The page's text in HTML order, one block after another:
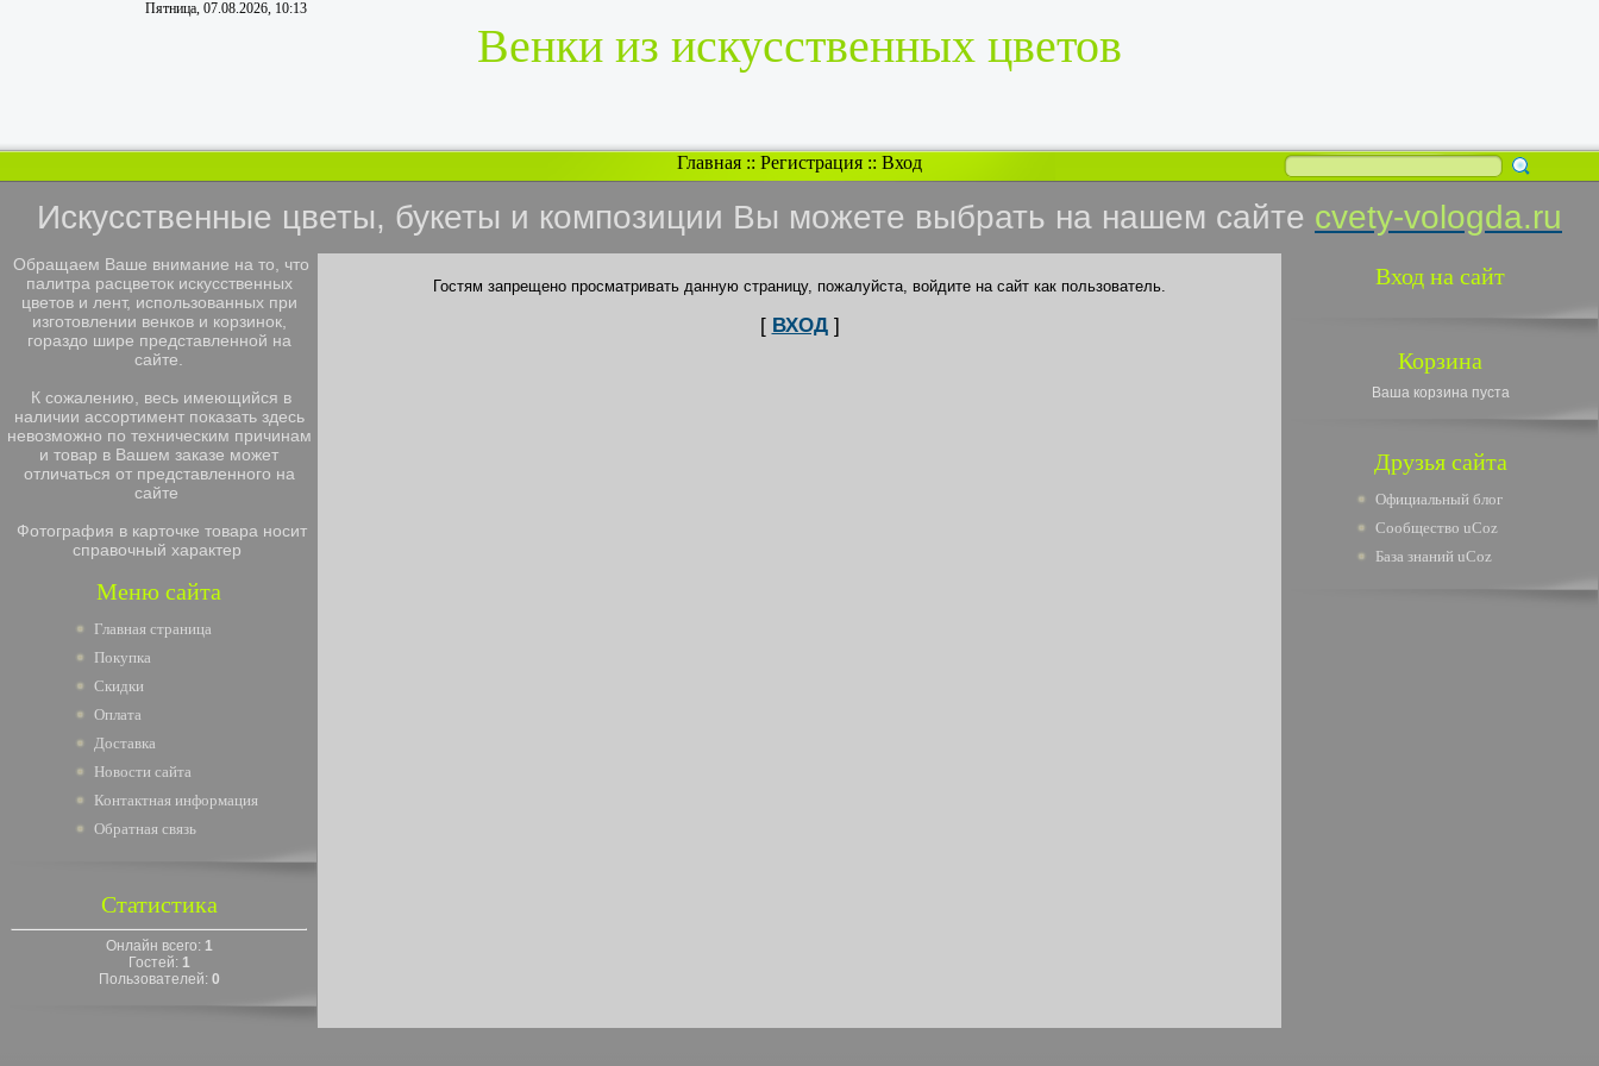
Пятница, 07.08.2026, 10:13
Венки из искусственных цветов
Главная :: Регистрация :: Вход
Искусственные цветы, букеты и композиции Вы можете выбрать на нашем сайте cvety-vologda.ru
Обращаем Ваше внимание на то, что
палитра расцветок искусственных
цветов и лент, использованных при
изготовлении венков и корзинок,
гораздо шире представленной на
сайте.
К сожалению, весь имеющийся в
наличии ассортимент показать здесь
невозможно по техническим причинам
и товар в Вашем заказе может
отличаться от представленного на
сайте
Фотография в карточке товара носит
справочный характер
Меню сайта
Главная страница
Покупка
Скидки
Оплата
Доставка
Новости сайта
Контактная информация
Обратная связь
Статистика
Онлайн всего: 1
Гостей: 1
Пользователей: 0
Гостям запрещено просматривать данную страницу, пожалуйста, войдите на сайт как пользователь.
[ ВХОД]
Вход на сайт
Корзина
Ваша корзина пуста
Друзья сайта
Официальный блог
Сообщество uCoz
База знаний uCoz